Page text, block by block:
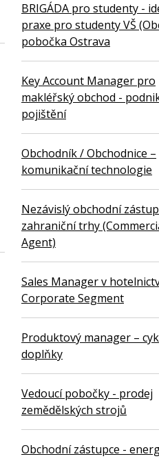
BRIGÁDA pro studenty -
praxe pro studenty VŠ
pobočka Ostrava
Key Account Manager pro
makléřský obchod -
pojištění
Obchodník / Obchodnice –
komunikační technologie
Nezávislý obchodní
zahraniční trhy
Agent)
Sales Manager v
Corporate Segment
Produktový manager –
doplňky
Vedoucí pobočky - prodej
zemědělských strojů
Obchodní zástupce -